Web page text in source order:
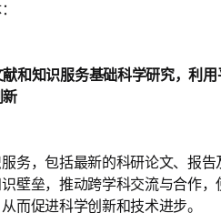
和知识服务基础科学研究，利
务，包括最新的科研论文、报
壁垒，推动跨学科交流与合作
而促进科学创新和技术进步。